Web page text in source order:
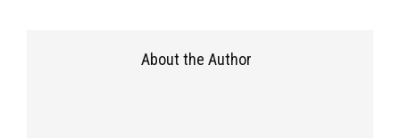
About the Author